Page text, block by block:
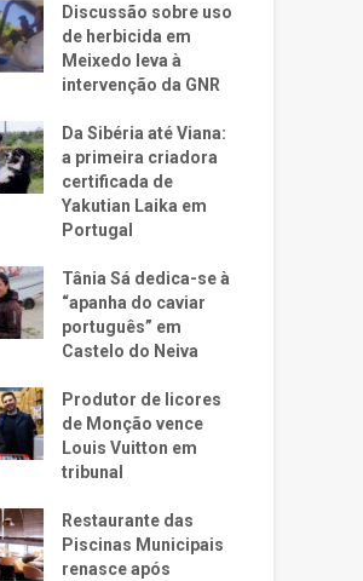
Discussão sobre uso
de herbicida em
Meixedo leva à
intervenção da GNR
Da Sibéria até Viana:
a primeira criadora
certificada de
Yakutian Laika em
Portugal
Tânia Sá dedica-se à
“apanha do caviar
português” em
Castelo do Neiva
Produtor de licores
de Monção vence
Louis Vuitton em
tribunal
Restaurante das
Piscinas Municipais
renasce após